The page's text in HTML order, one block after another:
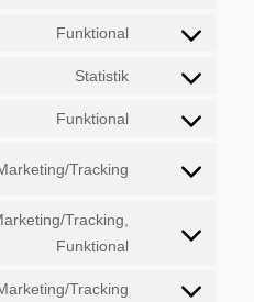
Funktional
Statistik
Funktional
Tracking
Tracking,
Funktional
Tracking